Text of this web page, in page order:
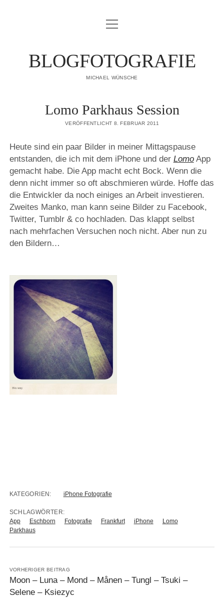
IMPRESSUM
Menü
öffnen
BLOGFOTOGRAFIE
MICHAEL WÜNSCHE
Lomo Parkhaus Session
VERÖFFENTLICHT 8. FEBRUAR 2011
Heute sind ein paar Bilder in meiner Mittagspause
entstanden, die ich mit dem iPhone und der LomoApp
gemacht habe. Die App macht echt Bock. Wenn die
denn nicht immer so oft abschmieren würde. Hoffe das
die Entwickler da noch einiges an Arbeit investieren.
Zweites Manko, man kann seine Bilder zu Facebook,
Twitter, Tumblr & co hochladen. Das klappt selbst
nach mehrfachen Versuchen noch nicht. Aber nun zu
den Bildern…
KATEGORIEN: iPhone Fotografie
SCHLAGWÖRTER:
App
Eschborn Fotografie Frankfurt iPhone
Lomo
Parkhaus
VORHERIGER BEITRAG
Moon – Luna – Mond – Månen – Tungl – Tsuki –
Selene – Ksiezyc